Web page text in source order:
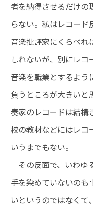
者を納得させるだけの
らない。私はレコード
音楽批評家にくらべれ
しれないが、別にレコ
音楽を職業とするよう
負うところが大きいと
奏家のレコードは結構
校の教材などにはレコ
いうまでもない。
その反面で、いわゆ
手を染めていないのも
いというのではなくて